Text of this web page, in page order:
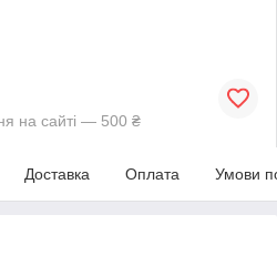
на сайті — 500 ₴
Доставка Оплата Умови